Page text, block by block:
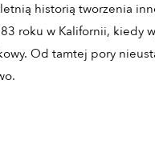
historią tworzenia
roku w Kalifornii, kiedy
Od tamtej pory